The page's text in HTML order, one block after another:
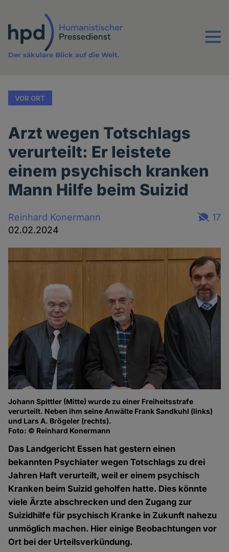
Inhalt
Menu
Der säkulare Blick auf die Welt.
VOR ORT
Arzt wegen Totschlags
verurteilt: Er leistete
einem psychisch kranken
Mann Hilfe beim Suizid
Reinhard Konermann
02.02.2024
17
Johann Spittler (Mitte) wurde zu einer Freiheitsstrafe
verurteilt. Neben ihm seine Anwälte Frank Sandkuhl (links)
und Lars A. Brögeler (rechts).
Foto: © Reinhard Konermann
Das Landgericht Essen hat gestern einen
bekannten Psychiater wegen Totschlags zu drei
Jahren Haft verurteilt, weil er einem psychisch
Kranken beim Suizid geholfen hatte. Dies könnte
viele Ärzte abschrecken und den Zugang zur
Suizidhilfe für psychisch Kranke in Zukunft nahezu
unmöglich machen. Hier einige Beobachtungen vor
Ort bei der Urteilsverkündung.